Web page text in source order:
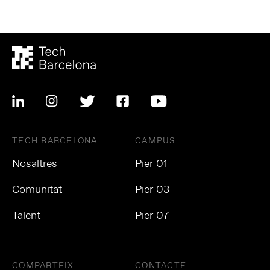
TECH BARCELONA
Nosaltres
Comunitat
Talent
CAMPUS
Pier 01
Pier 03
Pier 07
COMPARTEIX CONTACTE